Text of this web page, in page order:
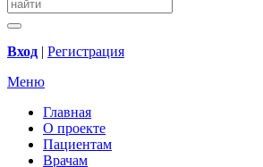
Вход | Регистрация
Меню
Главная
О проекте
Пациентам
Врачам